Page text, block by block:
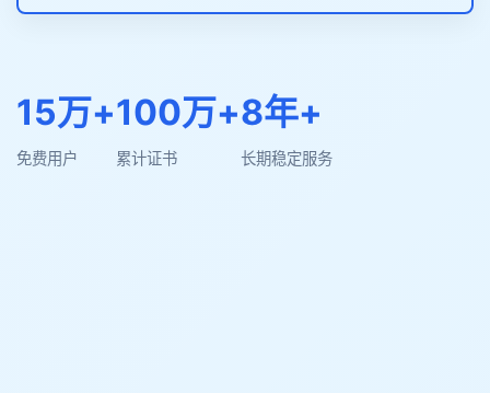
15万+
免费用户
100万+
累计证书
8年+
长期稳定服务